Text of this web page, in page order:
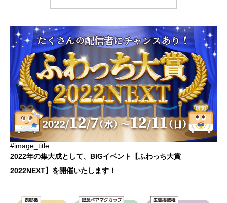
#image_title
2022年の集大成として、BIGイベント【ふわっち大賞
2022NEXT】を開催いたします！